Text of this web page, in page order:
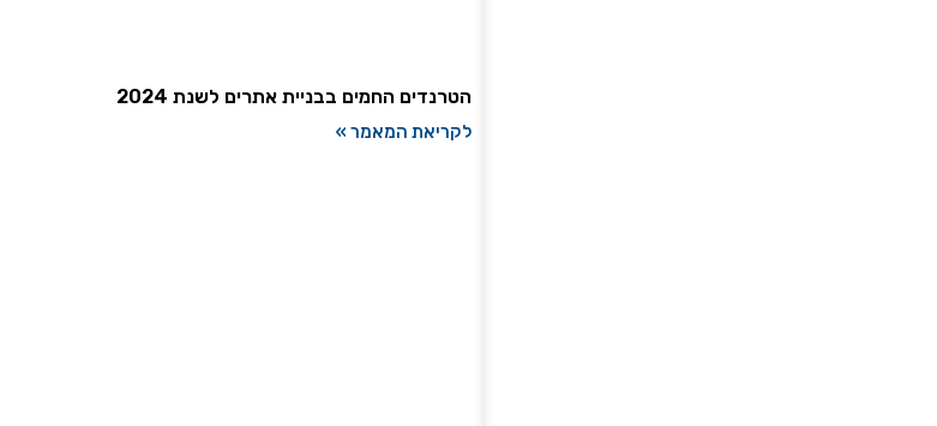
הטרנדים החמים בבניית אתרים לשנת 2024
לקריאת המאמר »